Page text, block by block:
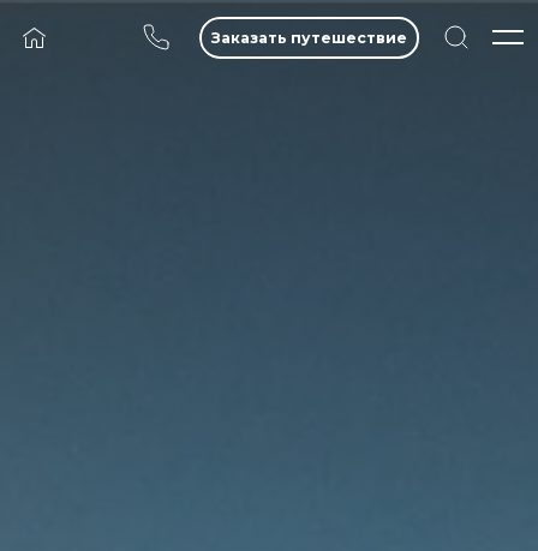
Заказать путешествие